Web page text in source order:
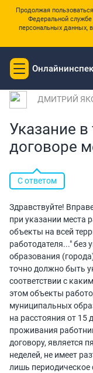
Продолжая
Федеральной службе
персональных данных,
Toggle
navigation
Главная
ДМИТРИЙ
Указание
договоре
С ответом
Здравствуйте!
при указании места
объекты на всей
работодателя..." без
образования
точно должно быть
соответствии с
этом объекты
муниципальных
на расстояния от 15
проживания
договору, является
неделей, не имеет
лишь периодическое